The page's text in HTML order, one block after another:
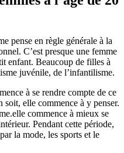
pense en règle générale à la
C’est presque une femme
enfant. Beaucoup de filles à
juvénile, de l’infantilisme.
à se rendre compte de ce
soit, elle commence à y penser.
commence à mieux se
Pendant cette période,
la mode, les sports et le